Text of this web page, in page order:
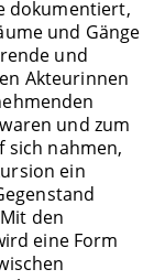
dokumentiert,
und Gänge
und
Akteurinnen
und zum
sich nahmen,
ein
den
eine Form